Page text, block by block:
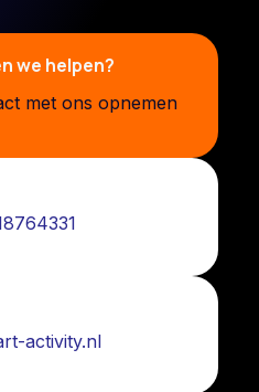
we helpen?
met ons opnemen
activity.nl